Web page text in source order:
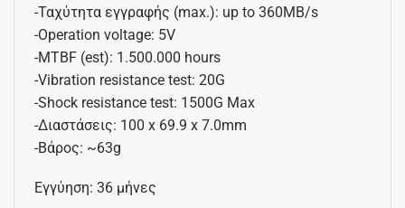
-Ταχύτητα εγγραφής (max.): up to 360MB/s
-Operation voltage: 5V
-MTBF (est): 1.500.000 hours
-Vibration resistance test: 20G
-Shock resistance test: 1500G Max
-Διαστάσεις: 100 x 69.9 x 7.0mm
-Βάρος: ~63g
Εγγύηση: 36 μήνες